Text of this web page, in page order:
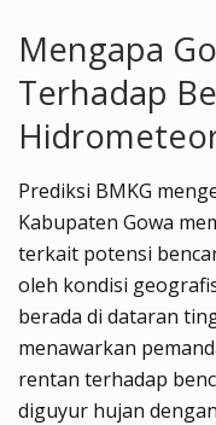
Mengapa
Terhadap
Prediksi BMKG
Kabupaten Gowa
terkait potensi
oleh kondisi
berada di dataran
menawarkan
rentan terhadap
diguyur hujan